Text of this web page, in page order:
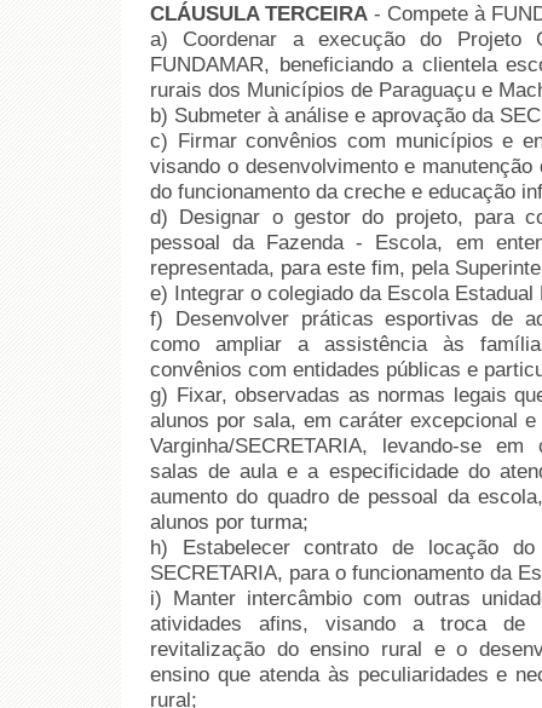
CLÁUSULA TERCEIRA - Compete à
a) Coordenar a execução do Projeto
FUNDAMAR, beneficiando a clientela
rurais dos Municípios de Paraguaçu e
b) Submeter à análise e aprovação da
c) Firmar convênios com municípios e
visando o desenvolvimento e
do funcionamento da creche e educação
d) Designar o gestor do projeto, para
pessoal da Fazenda - Escola, em
representada, para este fim, pela
e) Integrar o colegiado da Escola Estadual
f) Desenvolver práticas esportivas de
como ampliar a assistência às
convênios com entidades públicas e
g) Fixar, observadas as normas legais
alunos por sala, em caráter excepcional
Varginha/SECRETARIA, levando-se
salas de aula e a especificidade do
aumento do quadro de pessoal da
alunos por turma;
h) Estabelecer contrato de locação
SECRETARIA, para o funcionamento da
i) Manter intercâmbio com outras
atividades afins, visando a troca de
revitalização do ensino rural e o
ensino que atenda às peculiaridades e
rural;